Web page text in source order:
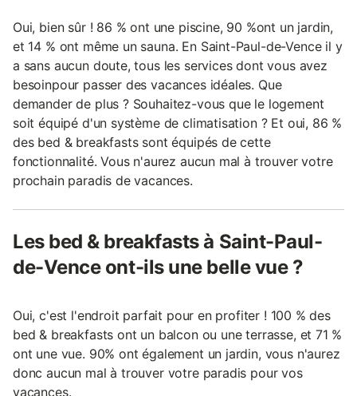
Oui, bien sûr ! 86 % ont une piscine, 90 %ont un jardin,
et 14 % ont même un sauna. En Saint-Paul-de-Vence il y
a sans aucun doute, tous les services dont vous avez
besoinpour passer des vacances idéales. Que
demander de plus ? Souhaitez-vous que le logement
soit équipé d'un système de climatisation ? Et oui, 86 %
des bed & breakfasts sont équipés de cette
fonctionnalité. Vous n'aurez aucun mal à trouver votre
prochain paradis de vacances.
Les bed & breakfasts à Saint-Paul-
de-Vence ont-ils une belle vue ?
Oui, c'est l'endroit parfait pour en profiter ! 100 % des
bed & breakfasts ont un balcon ou une terrasse, et 71 %
ont une vue. 90% ont également un jardin, vous n'aurez
donc aucun mal à trouver votre paradis pour vos
vacances.